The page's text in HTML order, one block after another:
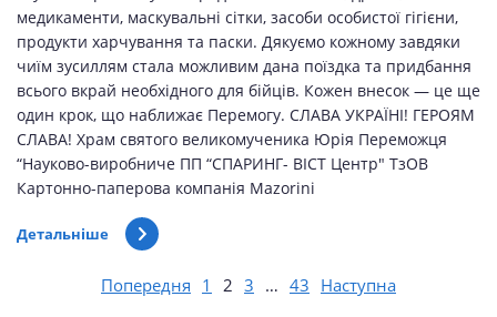
медикаменти, маскувальні сітки, засоби особистої гігієни,
продукти харчування та паски. Дякуємо кожному завдяки
чиїм зусиллям стала можливим дана поїздка та придбання
всього вкрай необхідного для бійців. Кожен внесок — це ще
один крок, що наближає Перемогу. СЛАВА УКРАЇНІ! ГЕРОЯМ
СЛАВА! Храм святого великомученика Юрія Переможця
“Науково-виробниче ПП “СПАРИНГ- ВІСТ Центр" ТзОВ
Картонно-паперова компанія Mazorini
Детальніше
Попередня 1 2 3 … 43 Наступна